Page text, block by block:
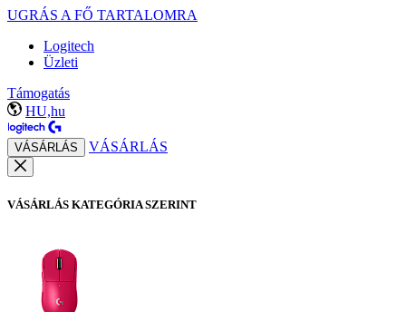
UGRÁS A FŐ TARTALOMRA
Logitech
Üzleti
Támogatás
HU,hu
VÁSÁRLÁS VÁSÁRLÁS
VÁSÁRLÁS KATEGÓRIA SZERINT